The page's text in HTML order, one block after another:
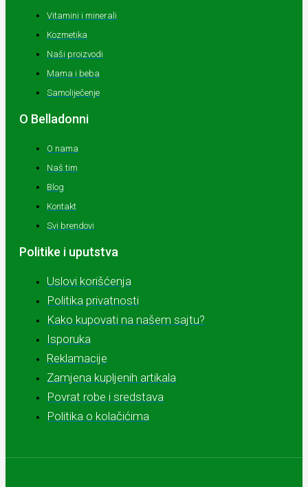
Vitamini i minerali
Kozmetika
Naši proizvodi
Mama i beba
Samoliječenje
O Belladonni
O nama
Naš tim
Blog
Kontakt
Svi brendovi
Politike i uputstva
Uslovi korišćenja
Politika privatnosti
Kako kupovati na našem sajtu?
Isporuka
Reklamacije
Zamjena kupljenih artikala
Povrat robe i sredstava
Politika o kolačićima